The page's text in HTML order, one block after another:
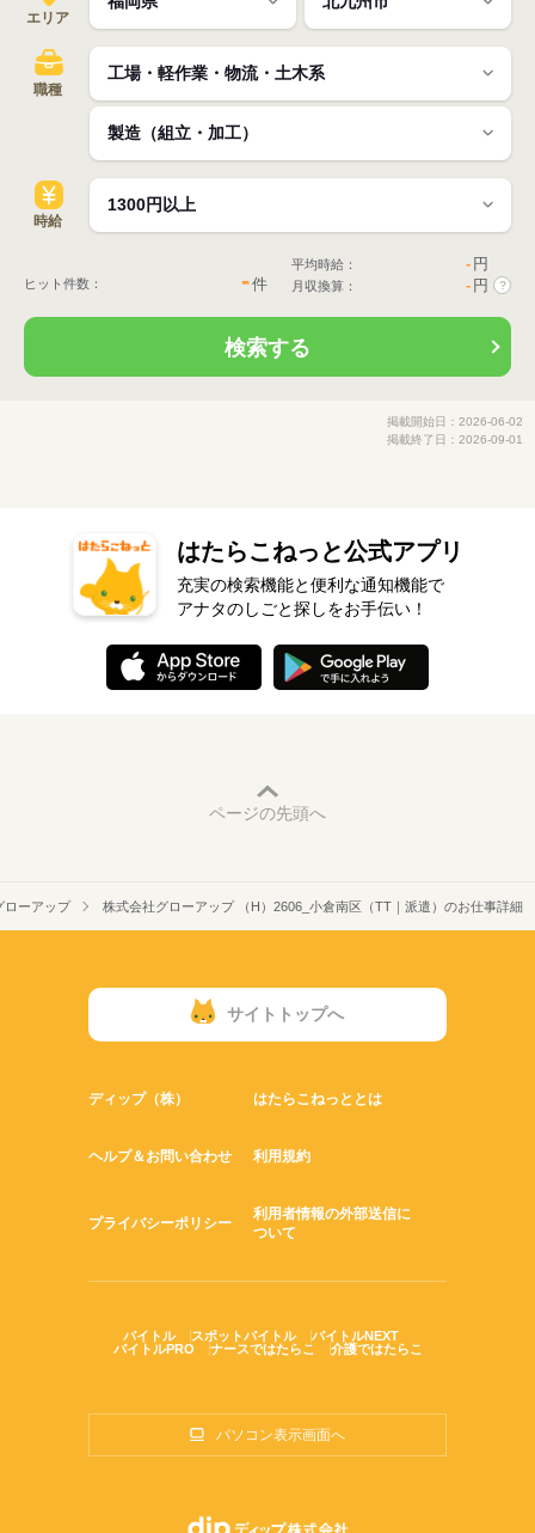
エリア
職種
時給
ヒット件数： -件
平均時給： - 円
月収換算： - 円 ?
検索する
掲載開始日：2026-06-02
掲載終了日：2026-09-01
はたらこねっと公式アプリ
充実の検索機能と便利な通知機能で
アナタのしごと探しをお手伝い！
ページの先頭へ
ローアップ 株式会社グローアップ （H）2606_小倉南区（TT｜派遣）のお仕事詳細
サイトトップへ
ディップ（株） はたらこねっととは
ヘルプ＆お問い合わせ 利用規約
プライバシーポリシー
利用者情報の外部送信に
ついて
バイトル スポットバイトル
バイトルNEXT
バイトルPRO
ナースではたらこ 介護ではたらこ
パソコン表示画面へ